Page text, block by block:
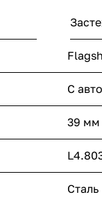
С
39 мм
Сталь